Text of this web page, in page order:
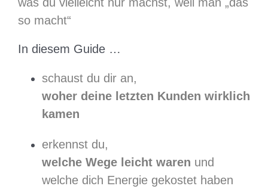
was du vielleicht nur machst, weil man „das
so macht“
In diesem Guide …
schaust du dir an,
woher deine letzten Kunden wirklich
kamen
erkennst du,
welche Wege leicht waren und
welche dich Energie gekostet haben